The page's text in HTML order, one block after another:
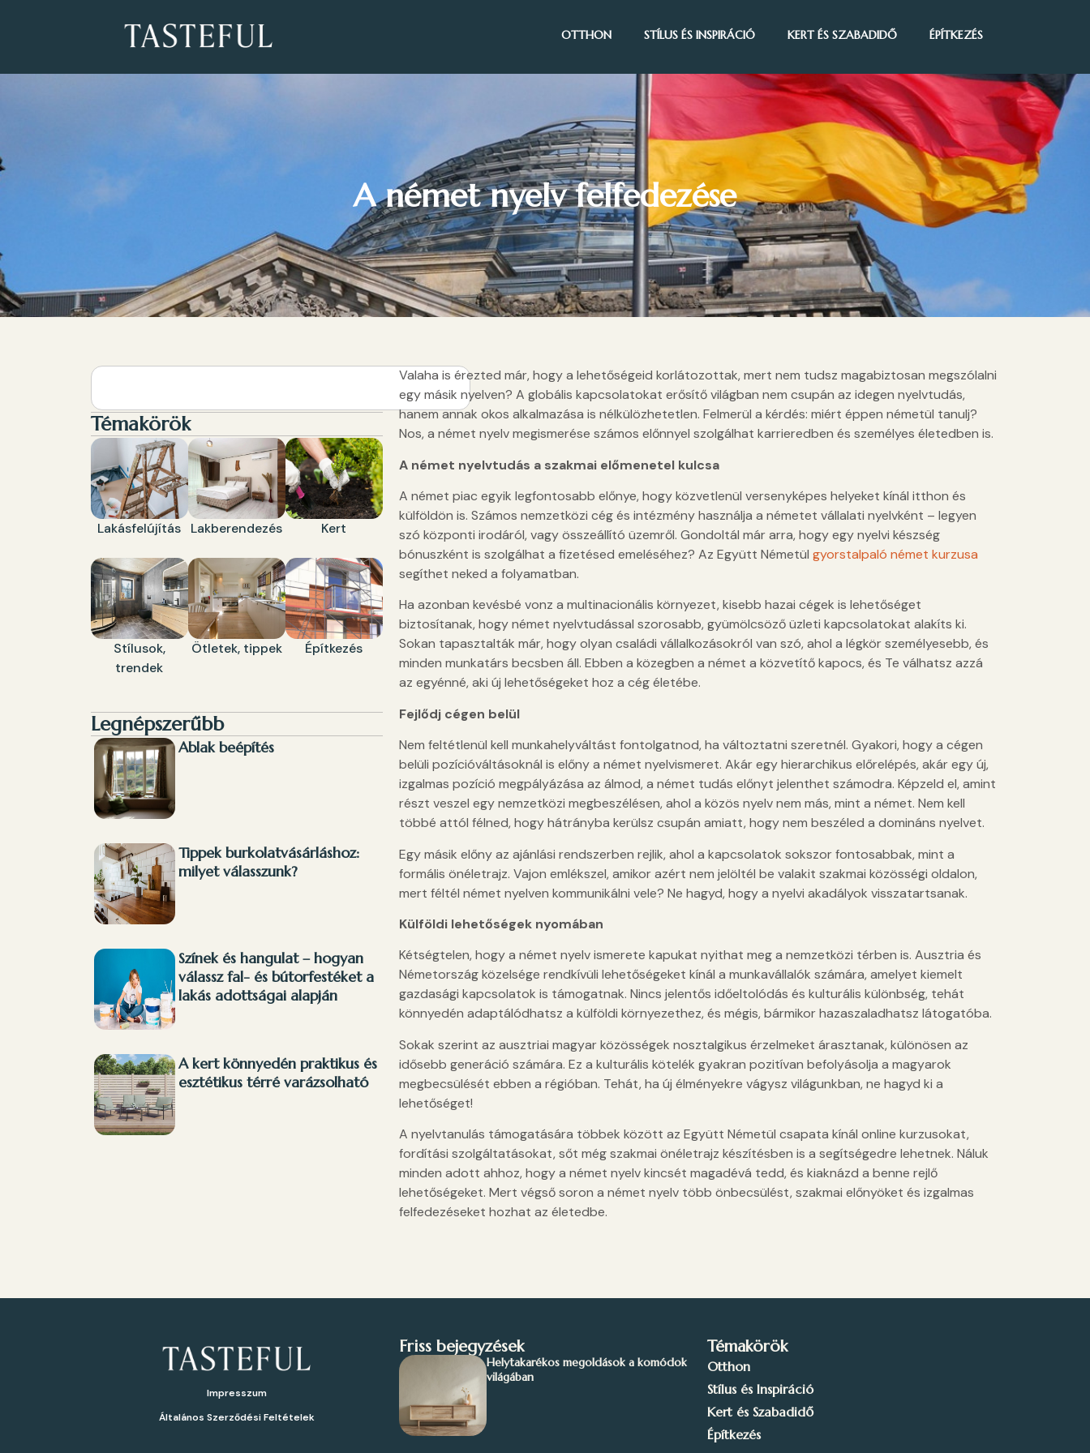
OTTHON STÍLUS ÉS INSPIRÁCIÓ KERT ÉS SZABADIDŐ ÉPÍTKEZÉS
A német nyelv felfedezése
Témakörök
Lakásfelújítás Lakberendezés Kert
Stílusok,
trendek
Ötletek, tippek Építkezés
Legnépszerűbb
Ablak beépítés
Tippek burkolatvásárláshoz:
milyet válasszunk?
Színek és hangulat – hogyan
válassz fal- és bútorfestéket a
lakás adottságai alapján
A kert könnyedén praktikus és
esztétikus térré varázsolható
Valaha is érezted már, hogy a lehetőségeid korlátozottak, mert nem tudsz magabiztosan megszólalni
egy másik nyelven? A globális kapcsolatokat erősítő világban nem csupán az idegen nyelvtudás,
hanem annak okos alkalmazása is nélkülözhetetlen. Felmerül a kérdés: miért éppen németül tanulj?
Nos, a német nyelv megismerése számos előnnyel szolgálhat karrieredben és személyes életedben is.
A német nyelvtudás a szakmai előmenetel kulcsa
A német piac egyik legfontosabb előnye, hogy közvetlenül versenyképes helyeket kínál itthon és
külföldön is. Számos nemzetközi cég és intézmény használja a németet vállalati nyelvként – legyen
szó központi irodáról, vagy összeállító üzemről. Gondoltál már arra, hogy egy nyelvi készség
bónuszként is szolgálhat a fizetésed emeléséhez? Az Együtt Németül gyorstalpaló német kurzusa
segíthet neked a folyamatban.
Ha azonban kevésbé vonz a multinacionális környezet, kisebb hazai cégek is lehetőséget
biztosítanak, hogy német nyelvtudással szorosabb, gyümölcsöző üzleti kapcsolatokat alakíts ki.
Sokan tapasztalták már, hogy olyan családi vállalkozásokról van szó, ahol a légkör személyesebb, és
minden munkatárs becsben áll. Ebben a közegben a német a közvetítő kapocs, és Te válhatsz azzá
az egyénné, aki új lehetőségeket hoz a cég életébe.
Fejlődj cégen belül
Nem feltétlenül kell munkahelyváltást fontolgatnod, ha változtatni szeretnél. Gyakori, hogy a cégen
belüli pozícióváltásoknál is előny a német nyelvismeret. Akár egy hierarchikus előrelépés, akár egy új,
izgalmas pozíció megpályázása az álmod, a német tudás előnyt jelenthet számodra. Képzeld el, amint
részt veszel egy nemzetközi megbeszélésen, ahol a közös nyelv nem más, mint a német. Nem kell
többé attól félned, hogy hátrányba kerülsz csupán amiatt, hogy nem beszéled a domináns nyelvet.
Egy másik előny az ajánlási rendszerben rejlik, ahol a kapcsolatok sokszor fontosabbak, mint a
formális önéletrajz. Vajon emlékszel, amikor azért nem jelöltél be valakit szakmai közösségi oldalon,
mert féltél német nyelven kommunikálni vele? Ne hagyd, hogy a nyelvi akadályok visszatartsanak.
Külföldi lehetőségek nyomában
Kétségtelen, hogy a német nyelv ismerete kapukat nyithat meg a nemzetközi térben is. Ausztria és
Németország közelsége rendkívüli lehetőségeket kínál a munkavállalók számára, amelyet kiemelt
gazdasági kapcsolatok is támogatnak. Nincs jelentős időeltolódás és kulturális különbség, tehát
könnyedén adaptálódhatsz a külföldi környezethez, és mégis, bármikor hazaszaladhatsz látogatóba.
Sokak szerint az ausztriai magyar közösségek nosztalgikus érzelmeket árasztanak, különösen az
idősebb generáció számára. Ez a kulturális kötelék gyakran pozitívan befolyásolja a magyarok
megbecsülését ebben a régióban. Tehát, ha új élményekre vágysz világunkban, ne hagyd ki a
lehetőséget!
A nyelvtanulás támogatására többek között az Együtt Németül csapata kínál online kurzusokat,
fordítási szolgáltatásokat, sőt még szakmai önéletrajz készítésben is a segítségedre lehetnek. Náluk
minden adott ahhoz, hogy a német nyelv kincsét magadévá tedd, és kiaknázd a benne rejlő
lehetőségeket. Mert végső soron a német nyelv több önbecsülést, szakmai előnyöket és izgalmas
felfedezéseket hozhat az életedbe.
Impresszum
Általános Szerződési Feltételek
Friss bejegyzések
Helytakarékos megoldások a komódok
világában
Témakörök
Otthon
Stílus és Inspiráció
Kert és Szabadidő
Építkezés